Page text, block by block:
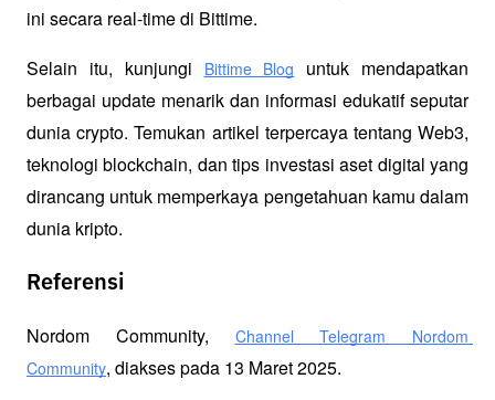
ini secara real-time di Bittime.
Selain itu, kunjungi
Bittime Blog
untuk mendapatkan
berbagai update menarik dan informasi edukatif seputar
dunia crypto. Temukan artikel terpercaya tentang Web3,
teknologi blockchain, dan tips investasi aset digital yang
dirancang untuk memperkaya pengetahuan kamu dalam
dunia kripto.
Referensi
Nordom Community, Channel Telegram Nordom
Community, diakses pada 13 Maret 2025.